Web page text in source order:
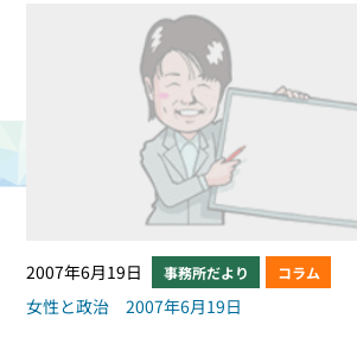
2007年6月19日 事務所だより コラム
女性と政治 2007年6月19日